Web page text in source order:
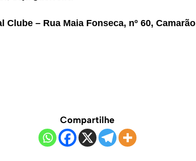
– Rua Maia Fonseca, nº 60, Camarão
Compartilhe